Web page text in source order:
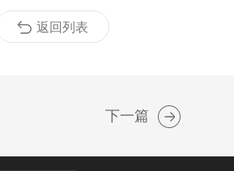
返回列表
下一篇